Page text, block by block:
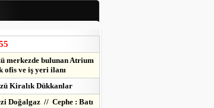
merkezde bulunan Atrium
ofis ve iş yeri ilanı
Kiralık Dükkanlar
Doğalgaz // Cephe : Batı